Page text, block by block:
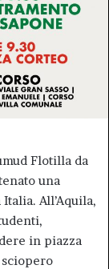
Flotilla da
una
All’Aquila,
in piazza